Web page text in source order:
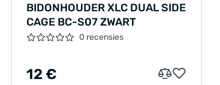
BIDONHOUDER XLC DUAL SIDE
CAGE BC-S07 ZWART
0 recensies
12 €